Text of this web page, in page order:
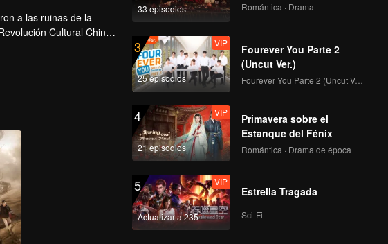
a las ruinas de la
Cultural China,
Shui de Dieciséis
y trampas en
33 episodios Romántica · Drama
3
25 episodios
VIP
Fourever You Parte 2
(Uncut Ver.)
Fourever You Parte 2 (Uncut Ver.)
4
21 episodios
VIP
Primavera sobre el
Estanque del Fénix
Romántica · Drama de época
5
Actualizar a 235
VIP
Estrella Tragada
Sci-Fi